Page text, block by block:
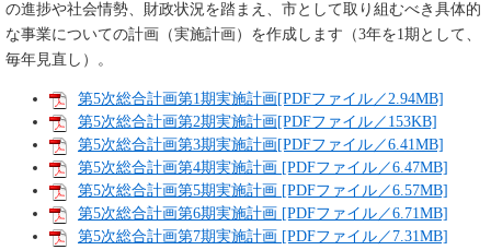
の進捗や社会情勢、財政状況を踏まえ、市として取り組むべき具体的
な事業についての計画（実施計画）を作成します（3年を1期として、
毎年見直し）。
第5次総合計画第1期実施計画[PDFファイル／2.94MB]
第5次総合計画第2期実施計画[PDFファイル／153KB]
第5次総合計画第3期実施計画[PDFファイル／6.41MB]
第5次総合計画第4期実施計画 [PDFファイル／6.47MB]
第5次総合計画第5期実施計画 [PDFファイル／6.57MB]
第5次総合計画第6期実施計画 [PDFファイル／6.71MB]
第5次総合計画第7期実施計画 [PDFファイル／7.31MB]